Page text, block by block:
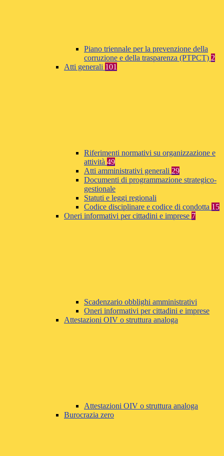
Piano triennale per la prevenzione della
corruzione e della trasparenza (PTPCT) 2
Atti generali 101
Riferimenti normativi su organizzazione e
attività 49
Atti amministrativi generali 29
Documenti di programmazione strategico-
gestionale
Statuti e leggi regionali
Codice disciplinare e codice di condotta 15
Oneri informativi per cittadini e imprese 7
Scadenzario obblighi amministrativi
Oneri informativi per cittadini e imprese
Attestazioni OIV o struttura analoga
Attestazioni OIV o struttura analoga
Burocrazia zero